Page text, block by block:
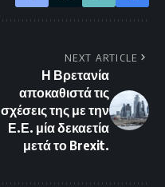
NEXT ARTICLE
Η Βρετανία
αποκαθιστά τις
σχέσεις της με την
Ε.Ε. μία δεκαετία
μετά το Brexit.